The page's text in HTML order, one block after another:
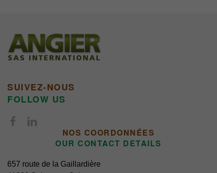
SUIVEZ-NOUS
FOLLOW US
NOS COORDONNÉES
OUR CONTACT DETAILS
657 route de la Gaillardière